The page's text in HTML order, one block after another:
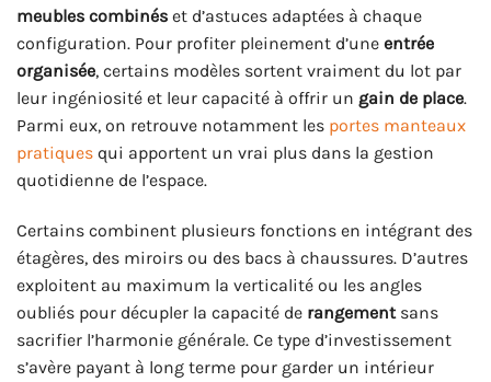
meubles combinés et d’astuces adaptées à chaque
configuration. Pour profiter pleinement d’une entrée
organisée, certains modèles sortent vraiment du lot par
leur ingéniosité et leur capacité à offrir un gain de place.
Parmi eux, on retrouve notamment les portes manteaux
pratiques qui apportent un vrai plus dans la gestion
quotidienne de l’espace.
Certains combinent plusieurs fonctions en intégrant des
étagères, des miroirs ou des bacs à chaussures. D’autres
exploitent au maximum la verticalité ou les angles
oubliés pour décupler la capacité de rangement sans
sacrifier l’harmonie générale. Ce type d’investissement
s’avère payant à long terme pour garder un intérieur